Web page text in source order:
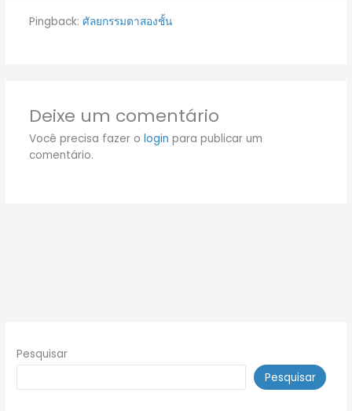
Pingback: ศัลยกรรมตาสองชั้น
Deixe um comentário
Você precisa fazer o login para publicar um
comentário.
Pesquisar
Pesquisar